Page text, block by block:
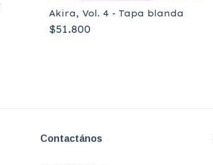
Akira, Vol. 4 - Tapa blanda
$51.800
Contactános